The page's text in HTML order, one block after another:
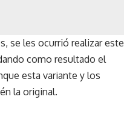
se les ocurrió realizar este
como resultado el
esta variante y los
la original.